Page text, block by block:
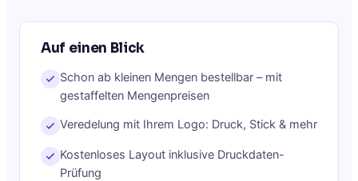
Auf einen Blick
Schon ab kleinen Mengen bestellbar – mit
gestaffelten Mengenpreisen
Veredelung mit Ihrem Logo: Druck, Stick & mehr
Kostenloses Layout inklusive Druckdaten-
Prüfung